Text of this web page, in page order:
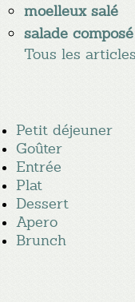
moelleux salé
salade composé
Tous les articles
Petit déjeuner
Goûter
Entrée
Plat
Dessert
Apero
Brunch